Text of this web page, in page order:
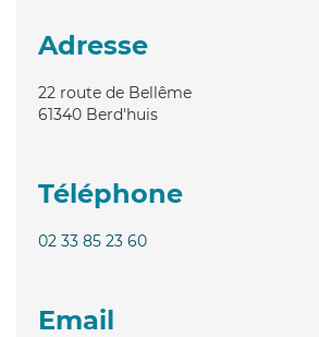
Adresse
22 route de Bellême
61340 Berd'huis
Téléphone
02 33 85 23 60
Email